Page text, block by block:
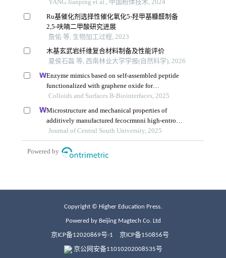
Copyright © Higher Education Press.
Powered by Beijing Magtech Co. Ltd
京ICP备12020869号-1 京ICP备150856号
京公网安备11010202008535号